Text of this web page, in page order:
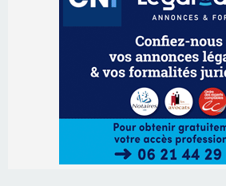
Les brèves
Ucciani – Marché des
Corte – L’association A
projection sous les étoiles